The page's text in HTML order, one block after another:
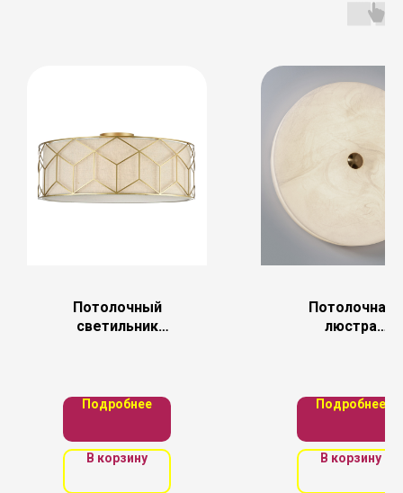
Потолочный
светильник
Подробнее
В корзину
Потолочная
люстра
Подробнее
В корзину